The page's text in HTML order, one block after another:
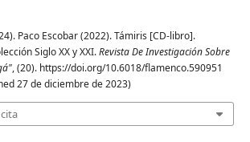
Paco Escobar (2022). Támiris [CD-libro].
Siglo XX y XXI.Revista De Investigación Sobre
, (20). https://doi.org/10.6018/flamenco.590951
27 de diciembre de 2023)